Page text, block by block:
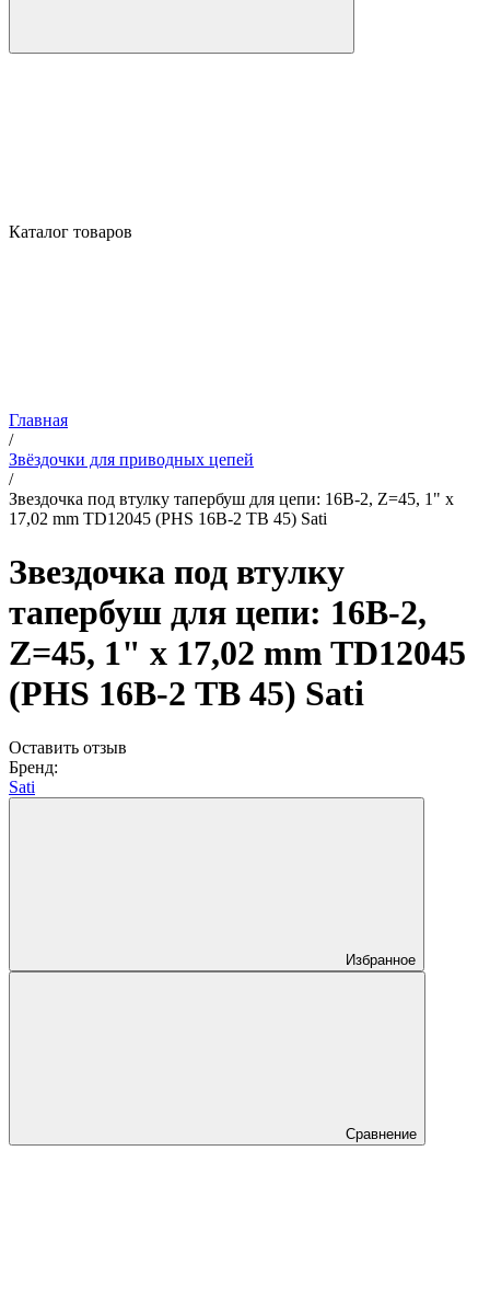
Каталог товаров
Главная
/
Звёздочки для приводных цепей
/
Звездочка под втулку тапербуш для цепи: 16B-2, Z=45, 1" x
17,02 mm TD12045 (PHS 16B-2 ТВ 45) Sati
Звездочка под втулку
тапербуш для цепи: 16B-2,
Z=45, 1" x 17,02 mm TD12045
(PHS 16B-2 ТВ 45) Sati
Оставить отзыв
Бренд:
Sati
Избранное
Сравнение